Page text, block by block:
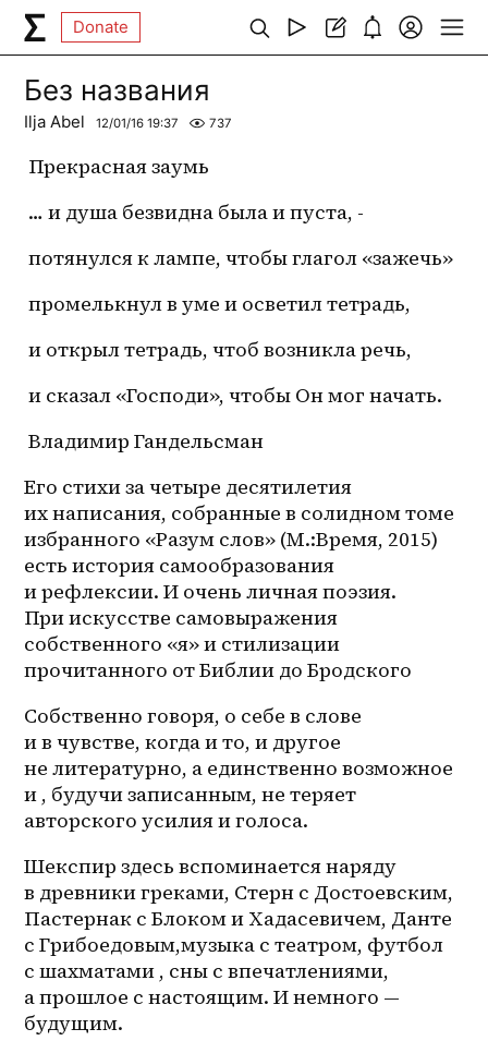
Donate
Без названия
Ilja Abel 12/01/16 19:37 737
Прекрасная заумь
… и душа безвидна была и пуста, -
потянулся к лампе, чтобы глагол «зажечь»
промелькнул в уме и осветил тетрадь,
и открыл тетрадь, чтоб возникла речь,
и сказал «Господи», чтобы Он мог начать.
Владимир Гандельсман
Его стихи за четыре десятилетия
их написания, собранные в солидном томе
избранного «Разум слов» (М.:Время, 2015)
есть история самообразования
и рефлексии. И очень личная поэзия.
При искусстве самовыражения
собственного «я» и стилизации
прочитанного от Библии до Бродского
Собственно говоря, о себе в слове
и в чувстве, когда и то, и другое
не литературно, а единственно возможное
и , будучи записанным, не теряет
авторского усилия и голоса.
Шекспир здесь вспоминается наряду
в древники греками, Стерн с Достоевским,
Пастернак с Блоком и Хадасевичем, Данте
с Грибоедовым,музыка с театром, футбол
с шахматами , сны с впечатлениями,
а прошлое с настоящим. И немного —
будущим.